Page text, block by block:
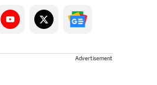
Advertisement